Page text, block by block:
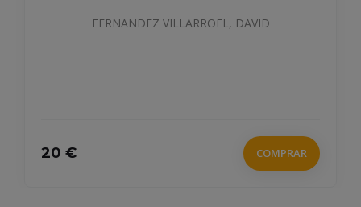
FERNANDEZ VILLARROEL, DAVID
20 € COMPRAR